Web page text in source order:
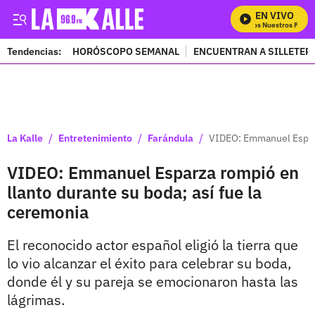
EN VIVO
Mira Todos Nuestros
Tendencias: HORÓSCOPO SEMANAL ENCUENTRAN A
La Kalle / Entretenimiento / Farándula / VIDEO: Emmanuel
VIDEO: Emmanuel Esparza rompió en
llanto durante su boda; así fue la
ceremonia
El reconocido actor español eligió la tierra que
lo vio alcanzar el éxito para celebrar su boda,
donde él y su pareja se emocionaron hasta las
lágrimas.